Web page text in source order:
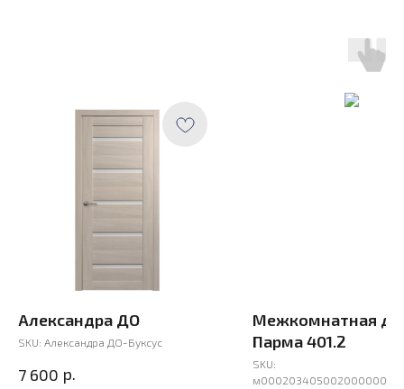
Александра ДО
SKU: Александра ДО-Буксус
7 600 р.
Межкомнатная
Парма 401.2
SKU: